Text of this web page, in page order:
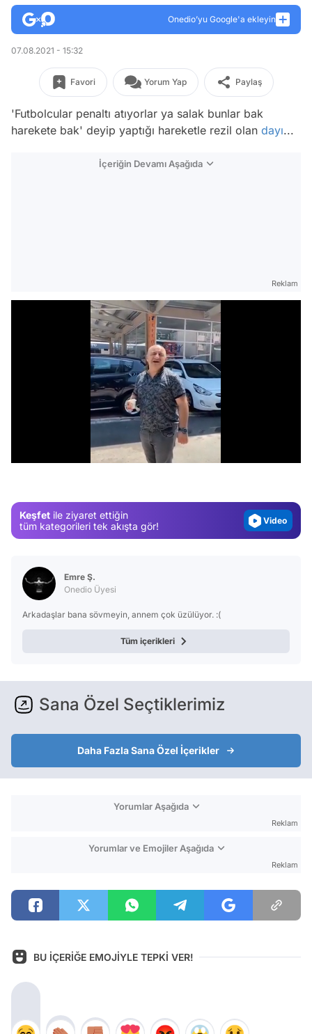
Onedio’yu Google'a ekleyin
07.08.2021 - 15:32
Favori Yorum Yap Paylaş
'Futbolcular penaltı atıyorlar ya salak bunlar bak
harekete bak' deyip yaptığı hareketle rezil olan dayı...
İçeriğin Devamı Aşağıda
Reklam
Keşfet ile ziyaret ettiğin
tüm kategorileri tek akışta gör!
Video
Emre Ş.
Onedio Üyesi
Arkadaşlar bana sövmeyin, annem çok üzülüyor. :(
Tüm içerikleri
Sana Özel Seçtiklerimiz
Daha Fazla Sana Özel İçerikler
Yorumlar Aşağıda
Reklam
Yorumlar ve Emojiler Aşağıda
Reklam
BU İÇERİĞE EMOJİYLE TEPKİ VER!